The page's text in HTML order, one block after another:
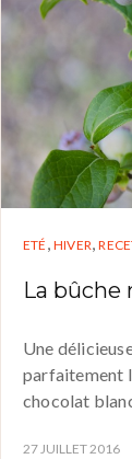
ETÉ ,HIVER,
La bûche
Une
parfaitement
chocolat
27 JUILLET 2016